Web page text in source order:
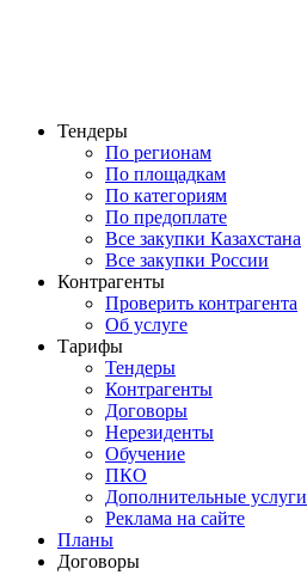
Тендеры
По регионам
По площадкам
По категориям
По предоплате
Все закупки Казахстана
Все закупки России
Контрагенты
Проверить контрагента
Об услуге
Тарифы
Тендеры
Контрагенты
Договоры
Нерезиденты
Обучение
ПКО
Дополнительные услуги
Реклама на сайте
Планы
Договоры